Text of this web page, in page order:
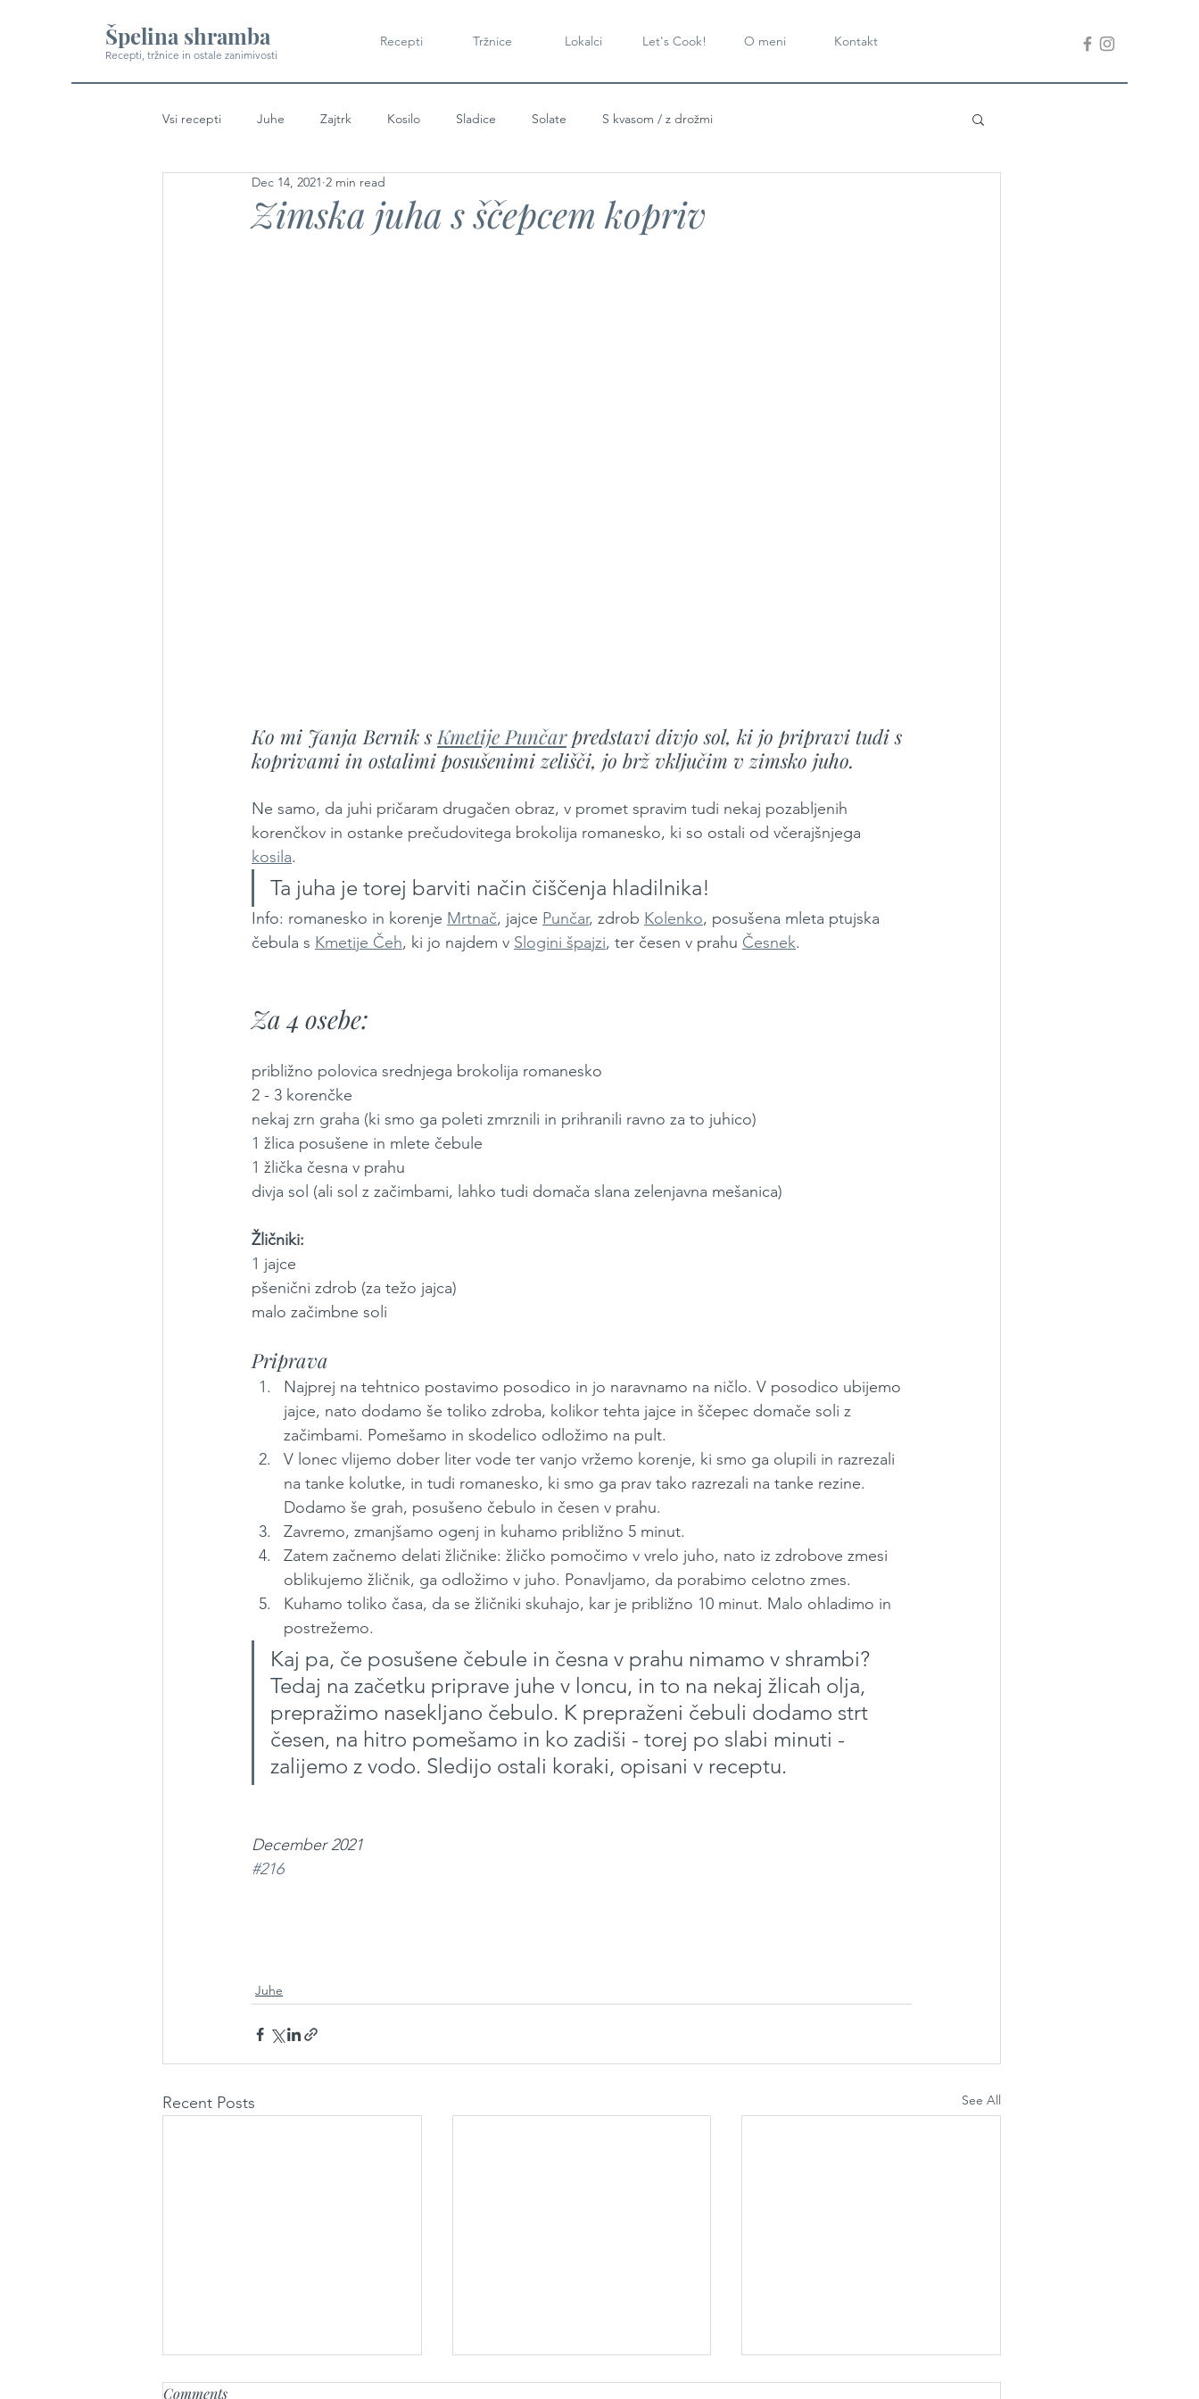
Špelina shramba
Recepti, tržnice in ostale zanimivosti
Recepti Tržnice Lokalci Let's Cook! O meni Kontakt
Vsi recepti Juhe Zajtrk Kosilo Sladice Solate S kvasom / z drožmi
Zimska juha s ščepcem kopriv
Dec 14, 2021 2 min read
Ko mi Janja Bernik s Kmetije Punčar predstavi divjo sol, ki jo pripravi tudi s
koprivami in ostalimi posušenimi zelišči, jo brž vključim v zimsko juho.
Ne samo, da juhi pričaram drugačen obraz, v promet spravim tudi nekaj pozabljenih
korenčkov in ostanke prečudovitega brokolija romanesko, ki so ostali od včerajšnjega
kosila.
Ta juha je torej barviti način čiščenja hladilnika!
Info: romanesko in korenje Mrtnač, jajce Punčar, zdrob Kolenko, posušena mleta ptujska
čebula s Kmetije Čeh, ki jo najdem v Slogini špajzi, ter česen v prahu Česnek.
Za 4 osebe:
približno polovica srednjega brokolija romanesko
2 - 3 korenčke
nekaj zrn graha (ki smo ga poleti zmrznili in prihranili ravno za to juhico)
1 žlica posušene in mlete čebule
1 žlička česna v prahu
divja sol (ali sol z začimbami, lahko tudi domača slana zelenjavna mešanica)
Žličniki:
1 jajce
pšenični zdrob (za težo jajca)
malo začimbne soli
Priprava
Najprej na tehtnico postavimo posodico in jo naravnamo na ničlo. V posodico ubijemo
jajce, nato dodamo še toliko zdroba, kolikor tehta jajce in ščepec domače soli z
začimbami. Pomešamo in skodelico odložimo na pult.
V lonec vlijemo dober liter vode ter vanjo vržemo korenje, ki smo ga olupili in razrezali
na tanke kolutke, in tudi romanesko, ki smo ga prav tako razrezali na tanke rezine.
Dodamo še grah, posušeno čebulo in česen v prahu.
Zavremo, zmanjšamo ogenj in kuhamo približno 5 minut.
Zatem začnemo delati žličnike: žličko pomočimo v vrelo juho, nato iz zdrobove zmesi
oblikujemo žličnik, ga odložimo v juho. Ponavljamo, da porabimo celotno zmes.
Kuhamo toliko časa, da se žličniki skuhajo, kar je približno 10 minut. Malo ohladimo in
postrežemo.
Kaj pa, če posušene čebule in česna v prahu nimamo v shrambi?
Tedaj na začetku priprave juhe v loncu, in to na nekaj žlicah olja,
prepražimo nasekljano čebulo. K prepraženi čebuli dodamo strt
česen, na hitro pomešamo in ko zadiši - torej po slabi minuti -
zalijemo z vodo. Sledijo ostali koraki, opisani v receptu.
December 2021
#216
Juhe
Recent Posts See All
Comments